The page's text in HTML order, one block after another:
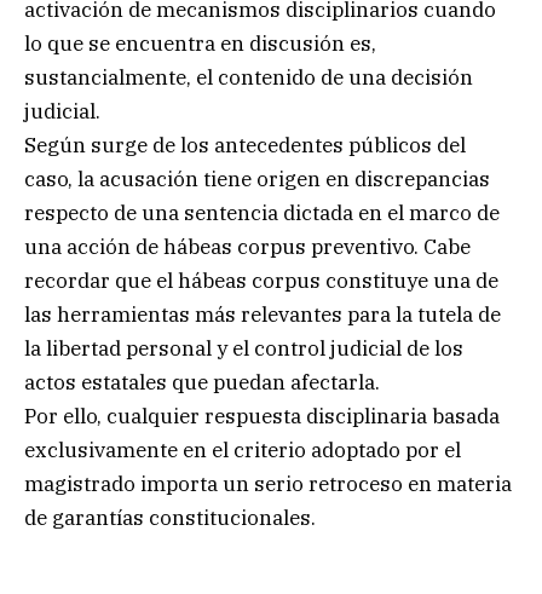
activación de mecanismos disciplinarios cuando
lo que se encuentra en discusión es,
sustancialmente, el contenido de una decisión
judicial.
Según surge de los antecedentes públicos del
caso, la acusación tiene origen en discrepancias
respecto de una sentencia dictada en el marco de
una acción de hábeas corpus preventivo. Cabe
recordar que el hábeas corpus constituye una de
las herramientas más relevantes para la tutela de
la libertad personal y el control judicial de los
actos estatales que puedan afectarla.
Por ello, cualquier respuesta disciplinaria basada
exclusivamente en el criterio adoptado por el
magistrado importa un serio retroceso en materia
de garantías constitucionales.